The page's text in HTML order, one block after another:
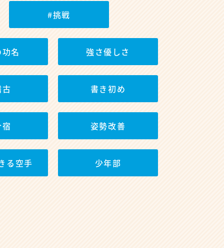
#挑戦
名 強さ優しさ
書き初め
姿勢改善
る空手 少年部